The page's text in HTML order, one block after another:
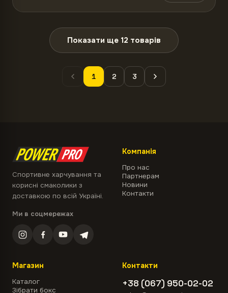
Показати ще 12 товарів
1 2 3
Спортивне харчування та
корисні смаколики з
доставкою по всій Україні.
Ми в соцмережах
Компанія
Про нас
Партнерам
Новини
Контакти
Магазин
Каталог
Зібрати бокс
Контакти
+38 (067) 950-02-02